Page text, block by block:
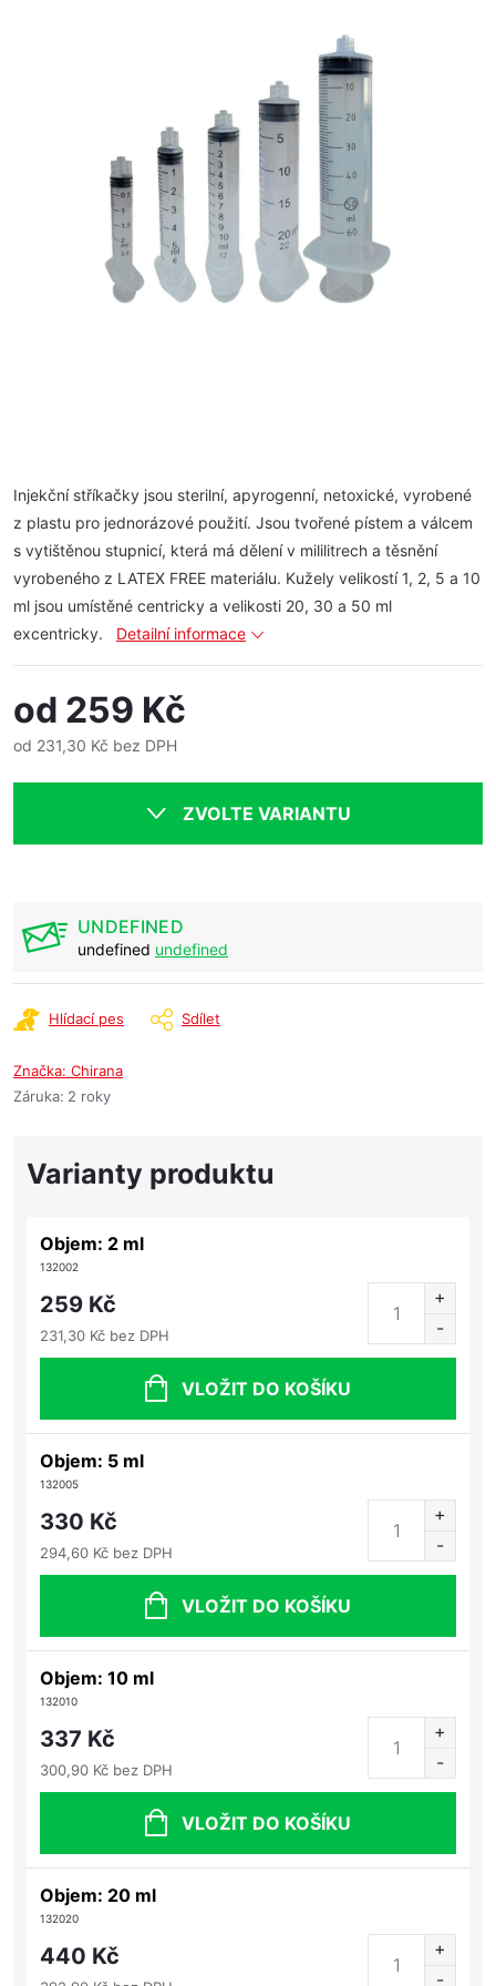
Injekční stříkačky jsou sterilní, apyrogenní, netoxické, vyrobené
z plastu pro jednorázové použití. Jsou tvořené pístem a válcem
s vytištěnou stupnicí, která má dělení v mililitrech a těsnění
vyrobeného z LATEX FREE materiálu. Kužely velikostí 1, 2, 5 a 10
ml jsou umístěné centricky a velikosti 20, 30 a 50 ml
excentricky.
Detailní informace
od 259 Kč
od 231,30 Kč bez DPH
ZVOLTE VARIANTU
UNDEFINED
undefined undefined
Hlídací pes Sdílet
Značka: Chirana
Záruka: 2 roky
Objem: 2 ml
132002
259 Kč
231,30 Kč bez DPH
VLOŽIT DO KOŠÍKU
Objem: 5 ml
132005
330 Kč
294,60 Kč bez DPH
VLOŽIT DO KOŠÍKU
Objem: 10 ml
132010
337 Kč
300,90 Kč bez DPH
VLOŽIT DO KOŠÍKU
Objem: 20 ml
132020
440 Kč